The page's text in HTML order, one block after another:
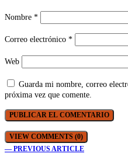
Nombre *
Correo electrónico *
Web
Guarda mi nombre, correo
próxima vez que comente.
VIEW COMMENTS (0)
— PREVIOUS ARTICLE